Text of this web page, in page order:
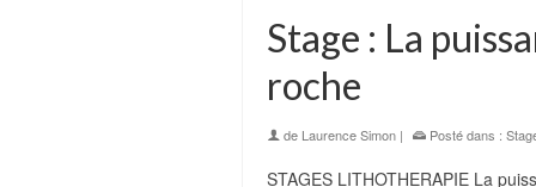
Stage : La
roche
de Laurence Simon | Posté dans :
STAGES LITHOTHERAPIE La